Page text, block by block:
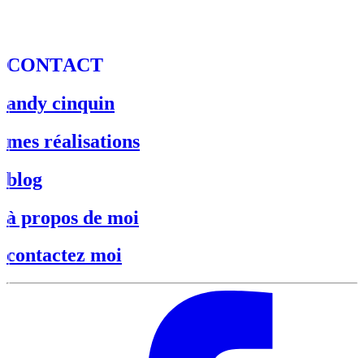
CONTACT
andy cinquin
mes réalisations
blog
à propos de moi
contactez moi